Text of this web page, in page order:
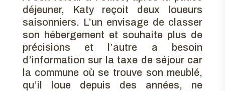
déjeuner, Katy reçoit deux loueurs
saisonniers. L’un envisage de classer
son hébergement et souhaite plus de
précisions et l’autre a besoin
d’information sur la taxe de séjour car
la commune où se trouve son meublé,
qu’il loue depuis des années, ne